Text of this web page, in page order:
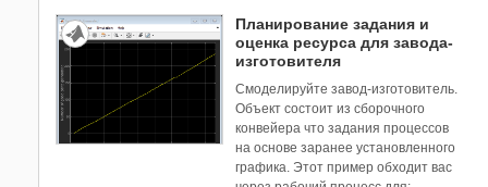
Планирование задания и
оценка ресурса для завода-
изготовителя
Смоделируйте завод-изготовитель.
Объект состоит из сборочного
конвейера что задания процессов
на основе заранее установленного
графика. Этот пример обходит вас